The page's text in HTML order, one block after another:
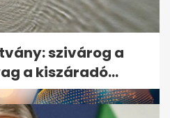
halt meg a
éves
- A...
szivárog a
a kiszáradó...